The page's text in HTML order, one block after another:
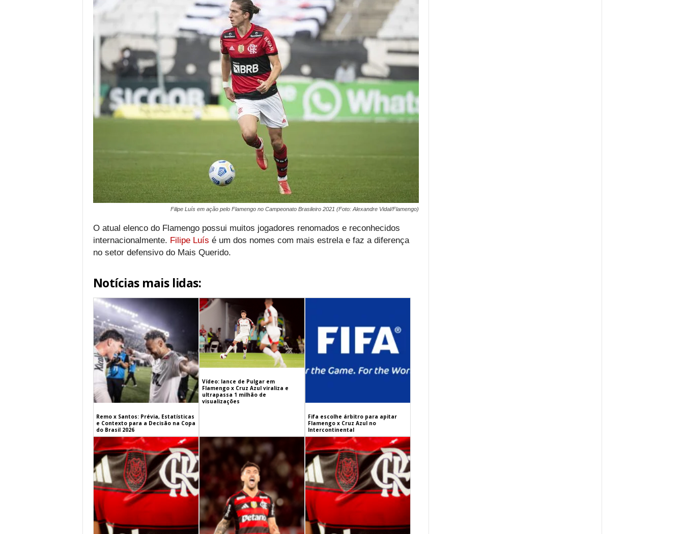
Filipe Luís em ação pelo Flamengo no Campeonato Brasileiro 2021 (Foto: Alexandre Vidal/Flamengo)
O atual elenco do Flamengo possui muitos jogadores renomados e reconhecidos
internacionalmente. Filipe Luís é um dos nomes com mais estrela e faz a diferença
no setor defensivo do Mais Querido.
Notícias mais lidas:
Remo x Santos: Prévia, Estatísticas
e Contexto para a Decisão na Copa
do Brasil 2026
Vídeo: lance de Pulgar em
Flamengo x Cruz Azul viraliza e
ultrapassa 1 milhão de
visualizações
Fifa escolhe árbitro para apitar
Flamengo x Cruz Azul no
Intercontinental